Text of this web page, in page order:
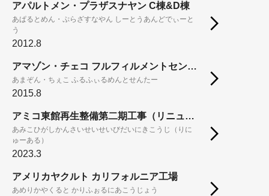
アパルトメン・プラザスナヤン C棟&D棟
あぱるとめん・ぷらざすなやん しーとうあんどでぃーと
う
2012.8
アマゾン・チェコ フルフィルメントセンター
あまぞん・ちぇこ ふるふぃるめんとせんたー
2015.8
アミコ東館再生整備第二期工事（リニューアル）
あみこひがしかんさいせいせいびだいにきこうじ（りに
ゅーある）
2023.3
アメリカヤクルト カリフォルニア工場
あめりかやくると かりふぉるにあこうじょう